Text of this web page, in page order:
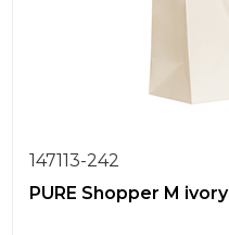
147113-242
PURE Shopper M ivory